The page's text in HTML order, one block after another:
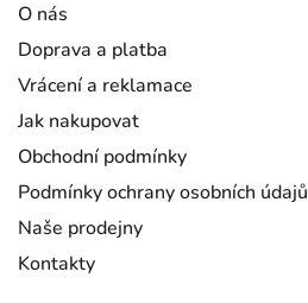
O nás
Doprava a platba
Vrácení a reklamace
Jak nakupovat
Obchodní podmínky
Podmínky ochrany osobních údajů
Naše prodejny
Kontakty